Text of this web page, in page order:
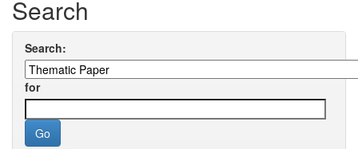
Search
Search:
for